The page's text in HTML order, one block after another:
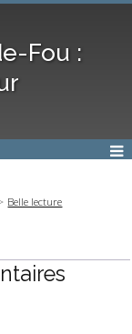
Fou :
Belle lecture